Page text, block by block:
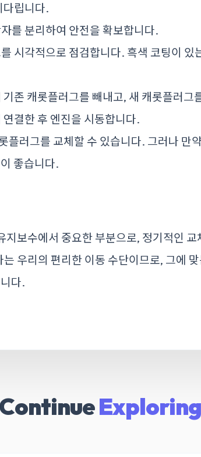
다립니다.
를 분리하여 안전을 확보합니다.
시각적으로 점검합니다. 흑색 코팅이 있
기존 캐롯플러그를 빼내고, 새 캐롯플러그
결한 후 엔진을 시동합니다.
플러그를 교체할 수 있습니다. 그러나 만
좋습니다.
지보수에서 중요한 부분으로, 정기적인 교
우리의 편리한 이동 수단이므로, 그에
다.
ContinueExploring